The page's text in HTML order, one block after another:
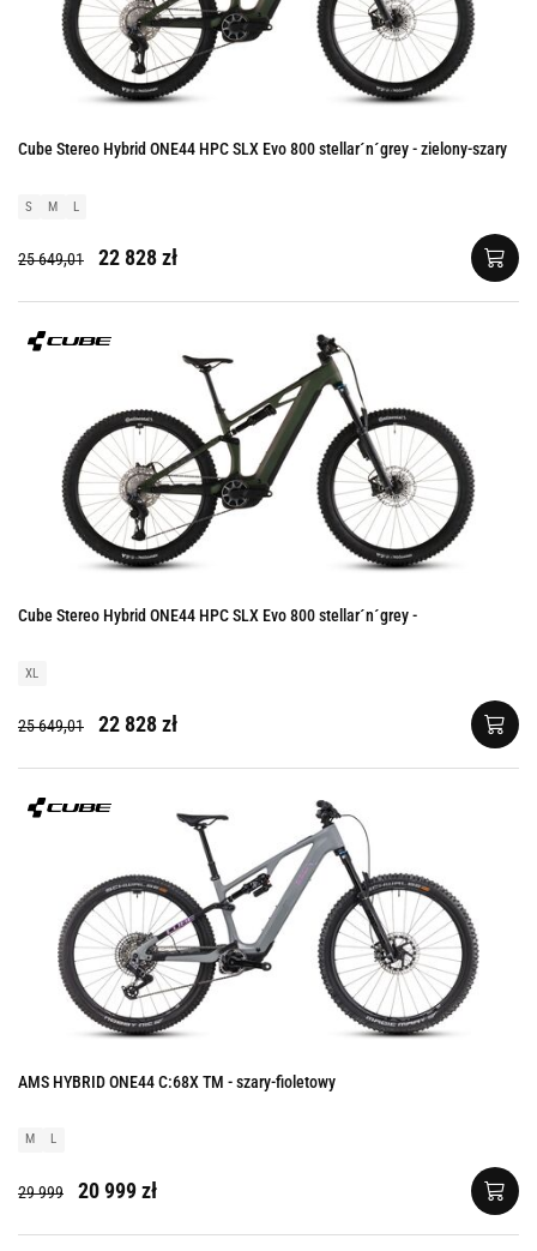
Cube Stereo Hybrid ONE44 HPC SLX Evo 800 stellar´n´grey - zielony-szary
S M L
25 649,01 22 828 zł
Cube Stereo Hybrid ONE44 HPC SLX Evo 800 stellar´n´grey -
XL
25 649,01 22 828 zł
AMS HYBRID ONE44 C:68X TM - szary-fioletowy
M L
29 999 20 999 zł